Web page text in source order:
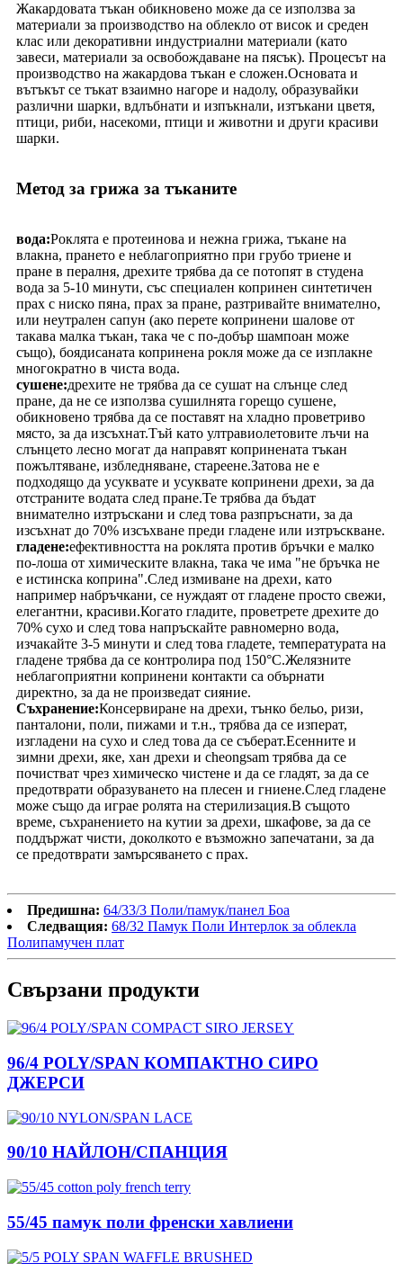
Жакардовата тъкан обикновено може да се използва за
материали за производство на облекло от висок и среден
клас или декоративни индустриални материали (като
завеси, материали за освобождаване на пясък). Процесът на
производство на жакардова тъкан е сложен.Основата и
вътъкът се тъкат взаимно нагоре и надолу, образувайки
различни шарки, вдлъбнати и изпъкнали, изтъкани цветя,
птици, риби, насекоми, птици и животни и други красиви
шарки.
Метод за грижа за тъканите
вода:Роклята е протеинова и нежна грижа, тъкане на
влакна, прането е неблагоприятно при грубо триене и
пране в пералня, дрехите трябва да се потопят в студена
вода за 5-10 минути, със специален копринен синтетичен
прах с ниско пяна, прах за пране, разтривайте внимателно,
или неутрален сапун (ако перете копринени шалове от
такава малка тъкан, така че с по-добър шампоан може
също), боядисаната копринена рокля може да се изплакне
многократно в чиста вода.
сушене:дрехите не трябва да се сушат на слънце след
пране, да не се използва сушилнята горещо сушене,
обикновено трябва да се поставят на хладно проветриво
място, за да изсъхнат.Тъй като ултравиолетовите лъчи на
слънцето лесно могат да направят копринената тъкан
пожълтяване, избледняване, стареене.Затова не е
подходящо да усуквате и усуквате копринени дрехи, за да
отстраните водата след пране.Те трябва да бъдат
внимателно изтръскани и след това разпръснати, за да
изсъхнат до 70% изсъхване преди гладене или изтръскване.
гладене:ефективността на роклята против бръчки е малко
по-лоша от химическите влакна, така че има "не бръчка не
е истинска коприна".След измиване на дрехи, като
например набръчкани, се нуждаят от гладене просто свежи,
елегантни, красиви.Когато гладите, проветрете дрехите до
70% сухо и след това напръскайте равномерно вода,
изчакайте 3-5 минути и след това гладете, температурата на
гладене трябва да се контролира под 150°C.Желязните
неблагоприятни копринени контакти са обърнати
директно, за да не произведат сияние.
Съхранение:Консервиране на дрехи, тънко бельо, ризи,
панталони, поли, пижами и т.н., трябва да се изперат,
изгладени на сухо и след това да се съберат.Есенните и
зимни дрехи, яке, хан дрехи и cheongsam трябва да се
почистват чрез химическо чистене и да се гладят, за да се
предотврати образуването на плесен и гниене.След гладене
може също да играе ролята на стерилизация.В същото
време, съхранението на кутии за дрехи, шкафове, за да се
поддържат чисти, доколкото е възможно запечатани, за да
се предотврати замърсяването с прах.
Предишна: 64/33/3 Поли/памук/панел Боа
Следващия: 68/32 Памук Поли Интерлок за облекла
Полипамучен плат
Свързани продукти
96/4 POLY/SPAN КОМПАКТНО СИРО
ДЖЕРСИ
90/10 НАЙЛОН/СПАНЦИЯ
55/45 памук поли френски хавлиени